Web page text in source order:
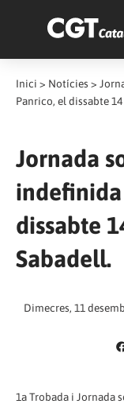
Inici > Notícies >
Panrico, el dissabte
Jornada
dissabte
Sabadell.
Dimecres, 11
1a Trobada i Jornada